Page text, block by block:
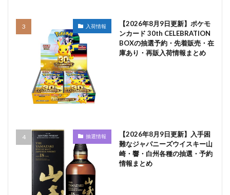
入荷情報
【2026年8月9日更新】ポケモ
ンカード 30th CELEBRATION
BOXの抽選予約・先着販売・在
庫あり・再販入荷情報まとめ
抽選情報
【2026年8月9日更新】入手困
難なジャパニーズウイスキー山
崎・響・白州各種の抽選・予約
情報まとめ